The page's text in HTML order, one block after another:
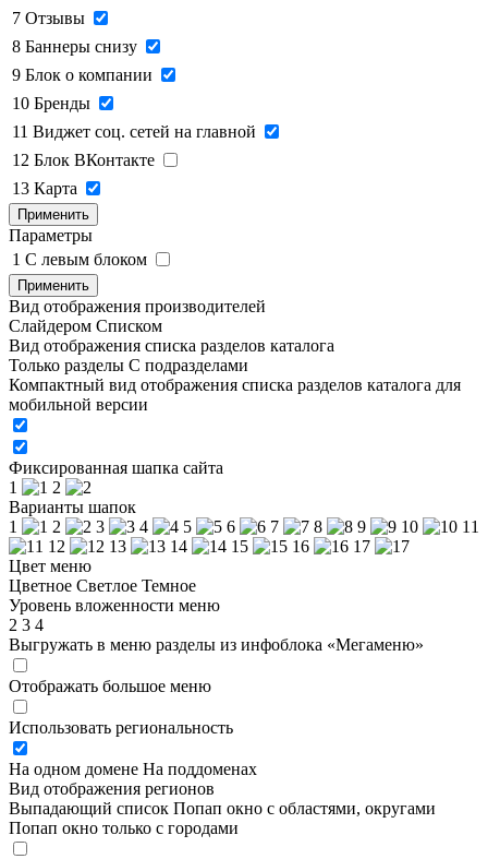
7 Отзывы
8 Баннеры снизу
9 Блок о компании
10 Бренды
11 Виджет соц. сетей на главной
12 Блок ВКонтакте
13 Карта
Применить
Параметры
1 C левым блоком
Применить
Вид отображения производителей
Слайдером Списком
Вид отображения списка разделов каталога
Только разделы С подразделами
Компактный вид отображения списка разделов каталога для
мобильной версии
Фиксированная шапка сайта
1
2
Варианты шапок
1
2 3 4 5 6 7 8 9 10
11
12
13 14 15 16
17
Цвет меню
Цветное Светлое Темное
Уровень вложенности меню
2 3 4
Выгружать в меню разделы из инфоблока «Мегаменю»
Отображать большое меню
Использовать региональность
На одном домене На поддоменах
Вид отображения регионов
Выпадающий список Попап окно c областями, округами
Попап окно только с городами